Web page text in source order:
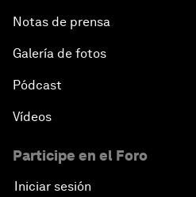
Notas de prensa
Galería de fotos
Pódcast
Vídeos
Participe en el Foro
Iniciar sesión